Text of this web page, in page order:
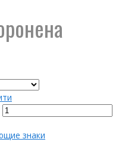
знаки